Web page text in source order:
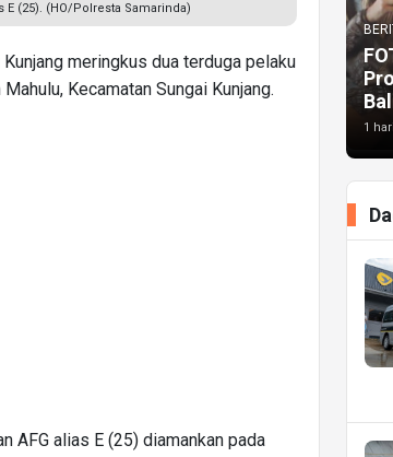
(25). (HO/Polresta Samarinda)
meringkus dua terduga pelaku
Kecamatan Sungai Kunjang.
AFG alias E (25) diamankan pada
1